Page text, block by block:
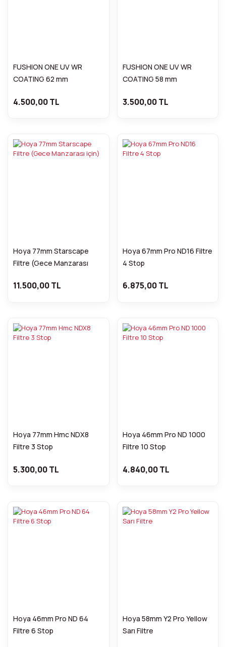
FUSHION ONE UV WR
COATING 62 mm
4.500,00 TL
FUSHION ONE UV WR
COATING 58 mm
3.500,00 TL
Hoya 77mm Starscape
Filtre (Gece Manzarası
11.500,00 TL
Hoya 67mm Pro ND16 Filtre
4 Stop
6.875,00 TL
Hoya 77mm Hmc NDX8
Filtre 3 Stop
5.300,00 TL
Hoya 46mm Pro ND 1000
Filtre 10 Stop
4.840,00 TL
Hoya 46mm Pro ND 64
Filtre 6 Stop
Hoya 58mm Y2 Pro Yellow
Sarı Filtre